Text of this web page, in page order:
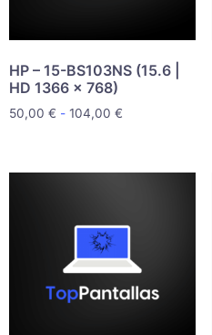
HP – 15-BS103NS (15.6 |
HD 1366 x 768)
50,00 € - 104,00 €